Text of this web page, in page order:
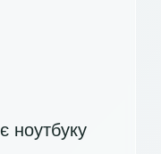
ноутбуку